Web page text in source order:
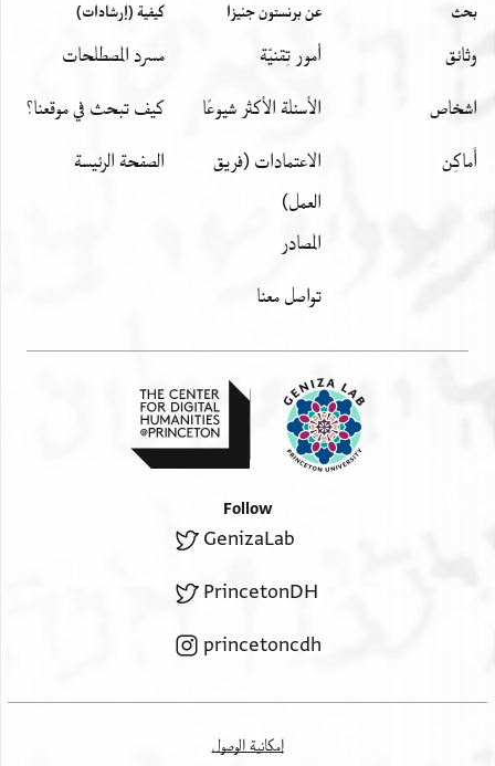
بحث
وثائق
اشخاص
أَماكِن
عن برنستون جنيزا
أمور تِقنيّة
الأسئلة الأكثر شيوعًا
الاعتمادات (فريق
العمل)
المصادر
تواصل معنا
كيفية (إرشادات)
مسرد المصطلحات
كيف تبحث في موقعنا؟
الصفحة الرئيسة
Follow
GenizaLab
PrincetonDH
princetoncdh
إمكانية الوصول